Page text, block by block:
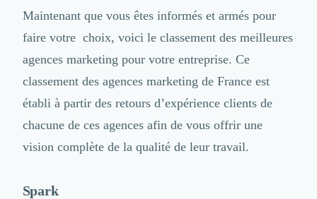
Maintenant que vous êtes informés et armés pour
faire votre choix, voici le classement des meilleures
agences marketing pour votre entreprise. Ce
classement des agences marketing de France est
établi à partir des retours d’expérience clients de
chacune de ces agences afin de vous offrir une
vision complète de la qualité de leur travail.
Spark